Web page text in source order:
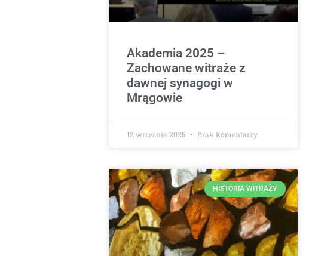
Akademia 2025 –
Zachowane witraże z
dawnej synagogi w
Mrągowie
12 września 2025 Brak komentarzy
HISTORIA WITRAŻY